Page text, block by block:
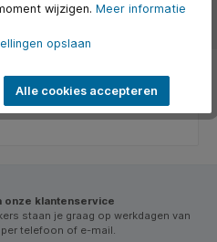
onze klantenservice
staan je graag op werkdagen van
telefoon of e-mail.
wijzigen. Meer informatie
opslaan
Alle cookies accepteren